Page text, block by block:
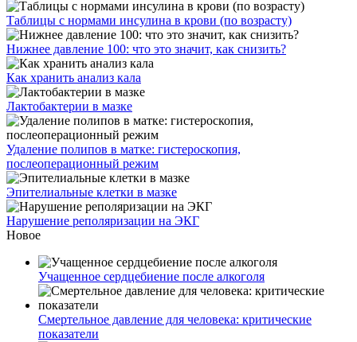
Таблицы с нормами инсулина в крови (по возрасту)
Нижнее давление 100: что это значит, как снизить?
Как хранить анализ кала
Лактобактерии в мазке
Удаление полипов в матке: гистероскопия,
послеоперационный режим
Эпителиальные клетки в мазке
Нарушение реполяризации на ЭКГ
Новое
Учащенное сердцебиение после алкоголя
Смертельное давление для человека: критические
показатели